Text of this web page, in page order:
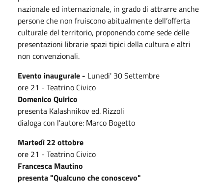
nazionale ed internazionale, in grado di attrarre anche
persone che non fruiscono abitualmente dell’offerta
culturale del territorio, proponendo come sede delle
presentazioni librarie spazi tipici della cultura e altri
non convenzionali.
Evento inaugurale - Lunedi' 30 Settembre
ore 21 - Teatrino Civico
Domenico Quirico
presenta Kalashnikov ed. Rizzoli
dialoga con l'autore: Marco Bogetto
Martedì 22 ottobre
ore 21 - Teatrino Civico
Francesca Mautino
presenta "Qualcuno che conoscevo"